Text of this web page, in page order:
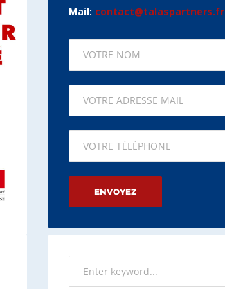
Mail: contact@talaspartners.fr
Please leave this field empty.